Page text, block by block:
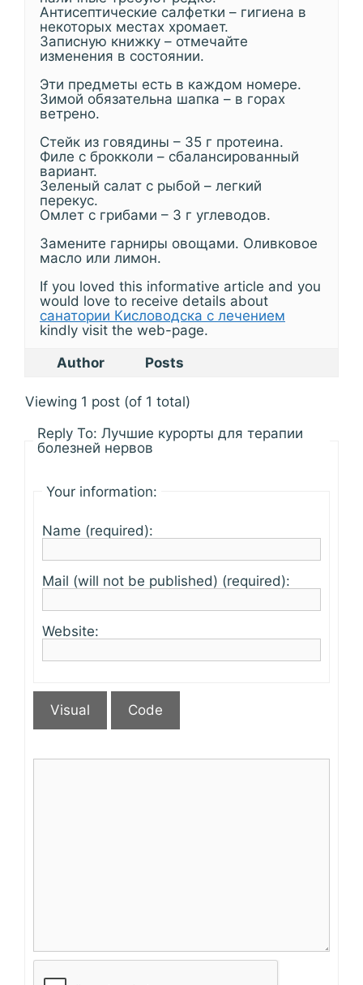
Антисептические салфетки – гигиена в
некоторых местах хромает.
Записную книжку – отмечайте
изменения в состоянии.
Эти предметы есть в каждом номере.
Зимой обязательна шапка – в горах
ветрено.
Стейк из говядины – 35 г протеина.
Филе с брокколи – сбалансированный
вариант.
Зеленый салат с рыбой – легкий
перекус.
Омлет с грибами – 3 г углеводов.
Замените гарниры овощами. Оливковое
масло или лимон.
If you loved this informative article and you
would love to receive details about
санатории Кисловодска с лечением
kindly visit the web-page.
Author
Posts
Viewing 1 post (of 1 total)
Reply To: Лучшие курорты для терапии
болезней нервов
Your information:
Name (required):
Mail (will not be published) (required):
Website:
Visual Code